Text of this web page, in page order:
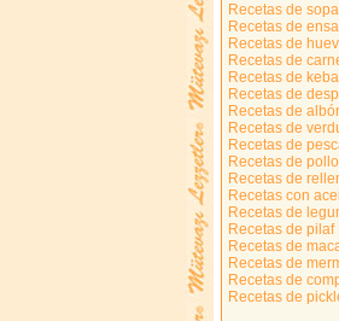
Recetas de sopa
Recetas de
Recetas de
Recetas de
Recetas de
Recetas de
Recetas de
Recetas de
Recetas de
Recetas de pollo
Recetas de
Recetas con
Recetas de
Recetas de pilaf
Recetas de
Recetas de
Recetas de
Recetas de